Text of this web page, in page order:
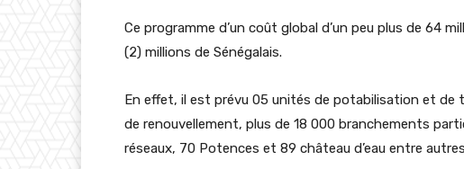
Ce programme d’un coût global d’un peu plus de 64
(2) millions de Sénégalais.
En effet, il est prévu 05 unités de potabilisation et de
de renouvellement, plus de 18 000 branchements
réseaux, 70 Potences et 89 château d’eau entre